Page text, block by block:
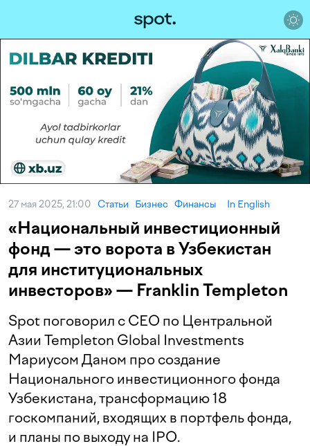
27 мая 2025, 21:00 Статьи Бизнес Финансы In English
«Национальный инвестиционный
фонд — это ворота в Узбекистан
для институциональных
инвесторов» — Franklin Templeton
Spot поговорил с CEO по Центральной
Азии Templeton Global Investments
Мариусом Даном про создание
Национального инвестиционного фонда
Узбекистана, трансформацию 18
госкомпаний, входящих в портфель фонда,
и планы по выходу на IPO.